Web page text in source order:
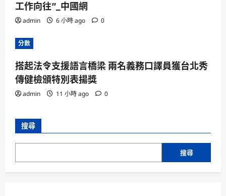
工作向往”_中國網
admin 6 小時 ago 0
分數
搭起法令支援語言橋梁 兩名義務口譯員獲台北秀
傳健檢頒特別表揚獎
admin 11 小時 ago 0
搜尋
搜尋